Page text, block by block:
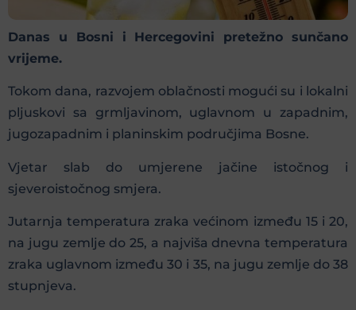
Danas u Bosni i Hercegovini pretežno sunčano
vrijeme.
Tokom dana, razvojem oblačnosti mogući su i lokalni
pljuskovi sa grmljavinom, uglavnom u zapadnim,
jugozapadnim i planinskim područjima Bosne.
Vjetar slab do umjerene jačine istočnog i
sjeveroistočnog smjera.
Jutarnja temperatura zraka većinom između 15 i 20,
na jugu zemlje do 25, a najviša dnevna temperatura
zraka uglavnom između 30 i 35, na jugu zemlje do 38
stupnjeva.